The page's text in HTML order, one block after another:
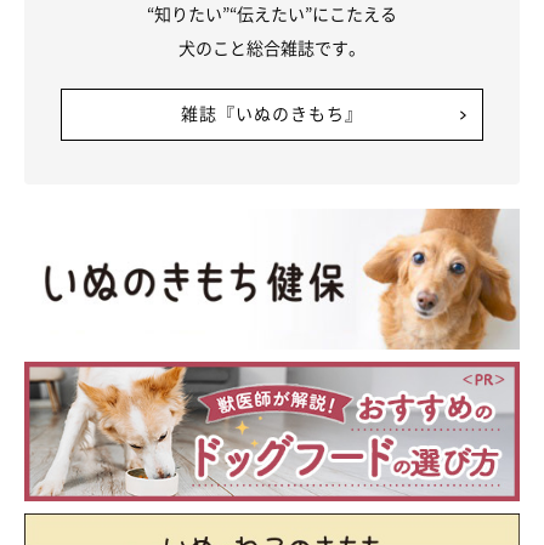
“知りたい”“伝えたい”にこたえる
犬のこと総合雑誌です。
雑誌『いぬのきもち』